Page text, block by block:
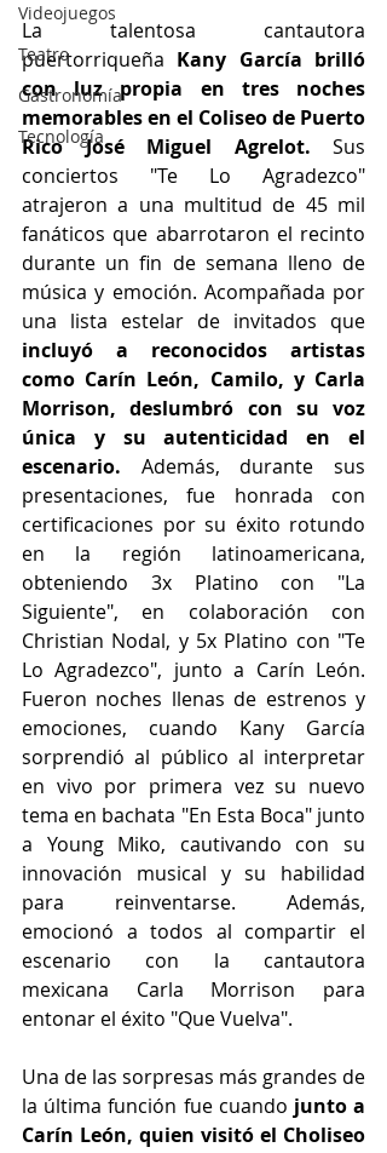
Videojuegos
Teatro
Gastronomía
Tecnología
La talentosa cantautora
puertorriqueña Kany García brilló
con luz propia en tres noches
memorables en el Coliseo de Puerto
Rico José Miguel Agrelot. Sus
conciertos "Te Lo Agradezco"
atrajeron a una multitud de 45 mil
fanáticos que abarrotaron el recinto
durante un fin de semana lleno de
música y emoción. Acompañada por
una lista estelar de invitados que
incluyó a reconocidos artistas
como Carín León, Camilo, y Carla
Morrison, deslumbró con su voz
única y su autenticidad en el
escenario. Además, durante sus
presentaciones, fue honrada con
certificaciones por su éxito rotundo
en la región latinoamericana,
obteniendo 3x Platino con "La
Siguiente", en colaboración con
Christian Nodal, y 5x Platino con "Te
Lo Agradezco", junto a Carín León.
Fueron noches llenas de estrenos y
emociones, cuando Kany García
sorprendió al público al interpretar
en vivo por primera vez su nuevo
tema en bachata "En Esta Boca" junto
a Young Miko, cautivando con su
innovación musical y su habilidad
para reinventarse. Además,
emocionó a todos al compartir el
escenario con la cantautora
mexicana Carla Morrison para
entonar el éxito "Que Vuelva".
Una de las sorpresas más grandes de
la última función fue cuando junto a
Carín León, quien visitó el Choliseo